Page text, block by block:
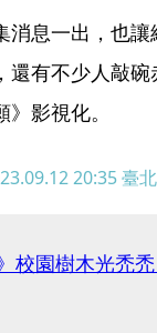
消息一出，也
還有不少人敲
影視化。
20:35臺
》校園樹木光禿